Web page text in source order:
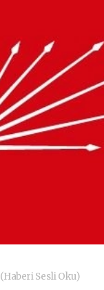
(Haberi Sesli Oku)